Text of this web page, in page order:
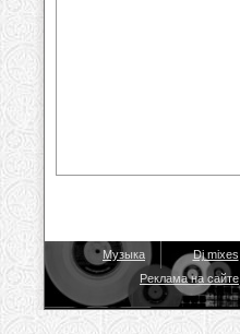
Музыка Dj mixes
Реклама на сайте